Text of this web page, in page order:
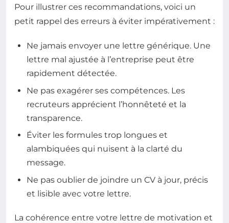
Pour illustrer ces recommandations, voici un
petit rappel des erreurs à éviter impérativement :
Ne jamais envoyer une lettre générique. Une
lettre mal ajustée à l’entreprise peut être
rapidement détectée.
Ne pas exagérer ses compétences. Les
recruteurs apprécient l’honnêteté et la
transparence.
Éviter les formules trop longues et
alambiquées qui nuisent à la clarté du
message.
Ne pas oublier de joindre un CV à jour, précis
et lisible avec votre lettre.
La cohérence entre votre lettre de motivation et